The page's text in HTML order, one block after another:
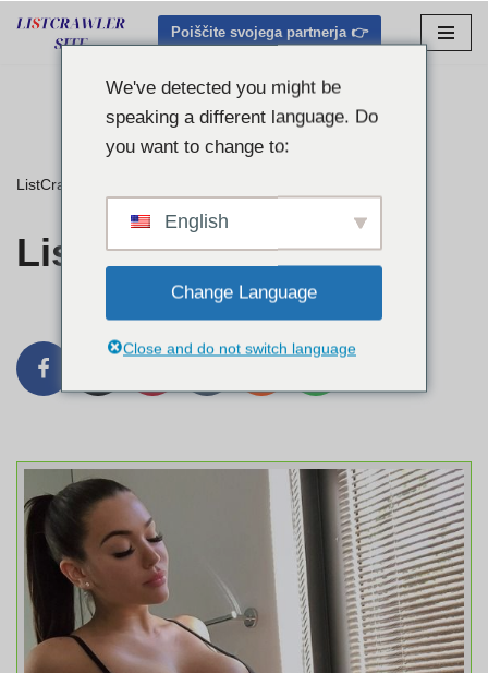
Poiščite svojega partnerja 👉
ListCrawler
Listcrawler San Diego
We've detected you might be
speaking a different language. Do
you want to change to:
English
Change Language
Close and do not switch language